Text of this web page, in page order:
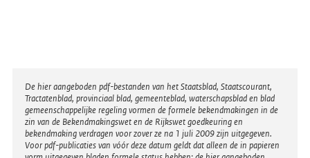
Disclaimer
De hier aangeboden pdf-bestanden van het Staatsblad, Staatscourant,
Tractatenblad, provinciaal blad, gemeenteblad, waterschapsblad en blad
gemeenschappelijke regeling vormen de formele bekendmakingen in de
zin van de Bekendmakingswet en de Rijkswet goedkeuring en
bekendmaking verdragen voor zover ze na 1 juli 2009 zijn uitgegeven.
Voor pdf-publicaties van vóór deze datum geldt dat alleen de in papieren